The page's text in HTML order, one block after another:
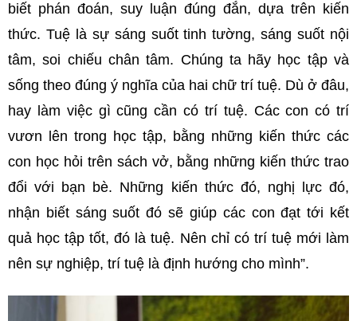
biết phán đoán, suy luận đúng đắn, dựa trên kiến
thức. Tuệ là sự sáng suốt tinh tường, sáng suốt nội
tâm, soi chiếu chân tâm. Chúng ta hãy học tập và
sống theo đúng ý nghĩa của hai chữ trí tuệ. Dù ở đâu,
hay làm việc gì cũng cần có trí tuệ. Các con có trí
vươn lên trong học tập, bằng những kiến thức các
con học hỏi trên sách vở, bằng những kiến thức trao
đổi với bạn bè. Những kiến thức đó, nghị lực đó,
nhận biết sáng suốt đó sẽ giúp các con đạt tới kết
quả học tập tốt, đó là tuệ. Nên chỉ có trí tuệ mới làm
nên sự nghiệp, trí tuệ là định hướng cho mình”.